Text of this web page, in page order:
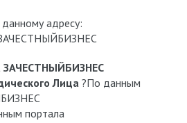
данному адресу:
ЗАЧЕСТНЫЙБИЗНЕС
Лица?По данным
портала